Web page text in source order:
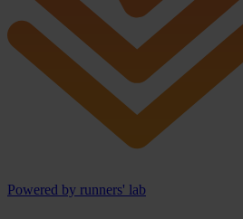
Powered by runners' lab